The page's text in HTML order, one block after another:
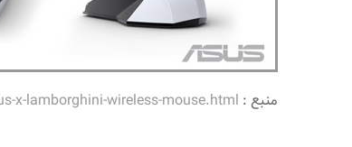
منبع : lamborghini-wireless-mouse.html